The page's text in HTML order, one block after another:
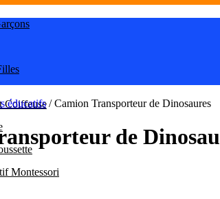
Coiffeuse
Montessori
éducatifs/ Camion Transporteur de Dinosaures
de